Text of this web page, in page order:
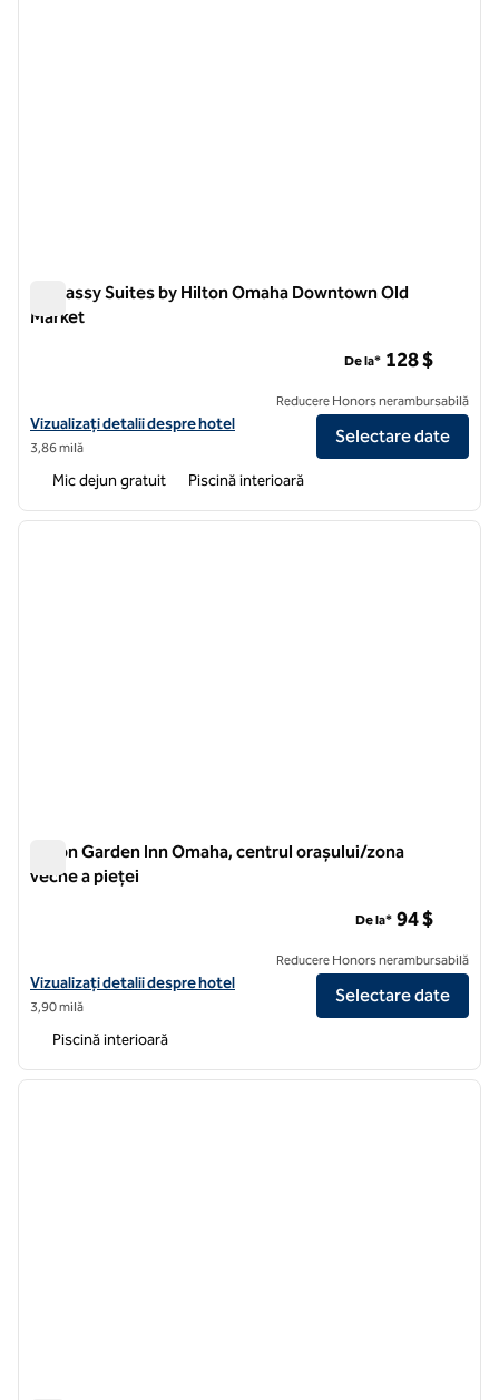
Embassy Suites by Hilton Omaha Downtown Old
Market
Vizualizați detaliile hotelului pentru Embassy Suites by Hilton
Vizualizați detalii despre hotel
3,86 milă
De la* 128 $
Reducere Honors nerambursabilă
Selectare date
Mic dejun gratuit Piscină interioară
1 din 11
Hilton Garden Inn Omaha, centrul orașului/zona
veche a pieței
Vizualizați detalii despre hotel pentru Hilton Garden Inn Omaha
Vizualizați detalii despre hotel
3,90 milă
De la* 94 $
Reducere Honors nerambursabilă
Selectare date
Piscină interioară
1 din 12